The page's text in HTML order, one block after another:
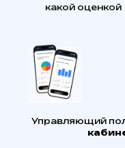
какой оценкой
Управляющий